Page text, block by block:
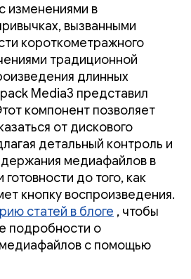
изменениями в
вызванными
короткометражного
традиционной
длинных
Media3 представил
компонент позволяет
от дискового
детальный контроль и
медиафайлов в
готовности до того, как
кнопку воспроизведения.
статей в блоге , чтобы
подробности о
с помощью